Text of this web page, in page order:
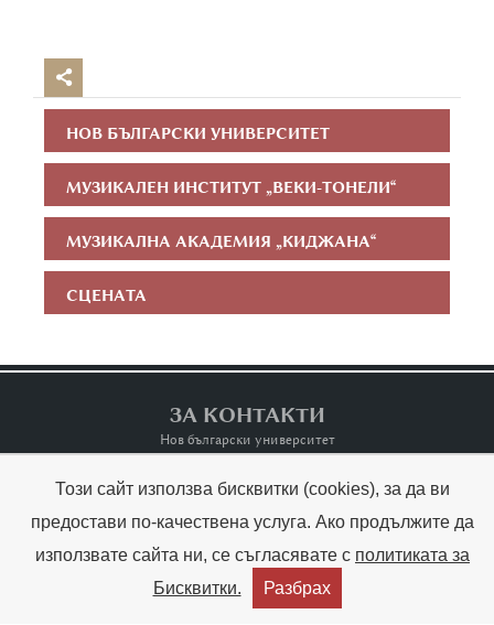

НОВ БЪЛГАРСКИ УНИВЕРСИТЕТ
МУЗИКАЛЕН ИНСТИТУТ „ВЕКИ-ТОНЕЛИ“
МУЗИКАЛНА АКАДЕМИЯ „КИДЖАНА“
СЦЕНАТА
ЗА КОНТАКТИ
Нов български университет
Контакти Terms of Use
Copyright © Raina Kabaivanska & NBU
  Created by:THE MAGS
Този сайт използва бисквитки (cookies), за да ви
предостави по-качествена услуга. Ако продължите да
използвате сайта ни, се съгласявате с политиката за
Бисквитки.
Разбрах